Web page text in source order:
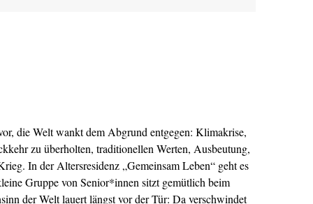
die Welt wankt dem Abgrund entgegen: Klimakrise,
zu überholten, traditionellen Werten, Ausbeutung,
In der Altersresidenz „Gemeinsam Leben“ geht es
Gruppe von Senior*innen sitzt gemütlich beim
der Welt lauert längst vor der Tür: Da verschwindet